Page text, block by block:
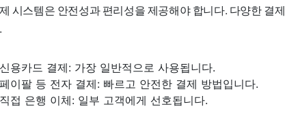
시스템은 안전성과 편리성을 제공해야 합니다. 다양한 결
신용카드 결제: 가장 일반적으로 사용됩니다.
페이팔 등 전자 결제: 빠르고 안전한 결제 방법입니다.
직접 은행 이체: 일부 고객에게 선호됩니다.